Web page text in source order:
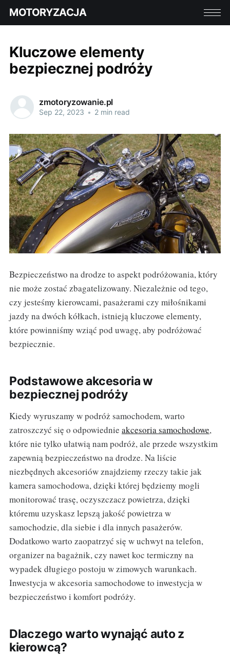
MOTORYZACJA
Kluczowe elementy
bezpiecznej podróży
zmotoryzowanie.pl
Sep 22, 2023 • 2 min read
Bezpieczeństwo na drodze to aspekt podróżowania, który
nie może zostać zbagatelizowany. Niezależnie od tego,
czy jesteśmy kierowcami, pasażerami czy miłośnikami
jazdy na dwóch kółkach, istnieją kluczowe elementy,
które powinniśmy wziąć pod uwagę, aby podróżować
bezpiecznie.
Podstawowe akcesoria w
bezpiecznej podróży
Kiedy wyruszamy w podróż samochodem, warto
zatroszczyć się o odpowiednie akcesoria samochodowe,
które nie tylko ułatwią nam podróż, ale przede wszystkim
zapewnią bezpieczeństwo na drodze. Na liście
niezbędnych akcesoriów znajdziemy rzeczy takie jak
kamera samochodowa, dzięki której będziemy mogli
monitorować trasę, oczyszczacz powietrza, dzięki
któremu uzyskasz lepszą jakość powietrza w
samochodzie, dla siebie i dla innych pasażerów.
Dodatkowo warto zaopatrzyć się w uchwyt na telefon,
organizer na bagażnik, czy nawet koc termiczny na
wypadek długiego postoju w zimowych warunkach.
Inwestycja w akcesoria samochodowe to inwestycja w
bezpieczeństwo i komfort podróży.
Dlaczego warto wynająć auto z
kierowcą?